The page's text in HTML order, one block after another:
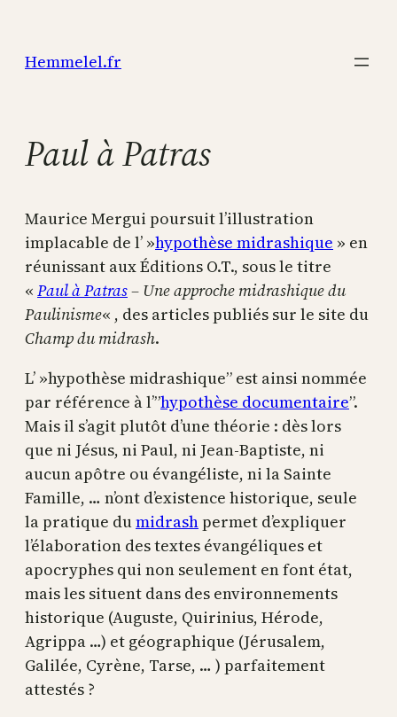
contenu
Hemmelel.fr
Paul à Patras
Maurice Mergui poursuit l’illustration
implacable de l’ »hypothèse midrashique » en
réunissant aux Éditions O.T., sous le titre
« Paul à Patras– Une approche midrashique du
Paulinisme« , des articles publiés sur le site du
Champ du midrash.
L’ »hypothèse midrashique” est ainsi nommée
par référence à l’”hypothèse documentaire”.
Mais il s’agit plutôt d’une théorie : dès lors
que ni Jésus, ni Paul, ni Jean-Baptiste, ni
aucun apôtre ou évangéliste, ni la Sainte
Famille, … n’ont d’existence historique, seule
la pratique dumidrash permet d’expliquer
l’élaboration des textes évangéliques et
apocryphes qui non seulement en font état,
mais les situent dans des environnements
historique (Auguste, Quirinius, Hérode,
Agrippa …) et géographique (Jérusalem,
Galilée, Cyrène, Tarse, … ) parfaitement
attestés ?